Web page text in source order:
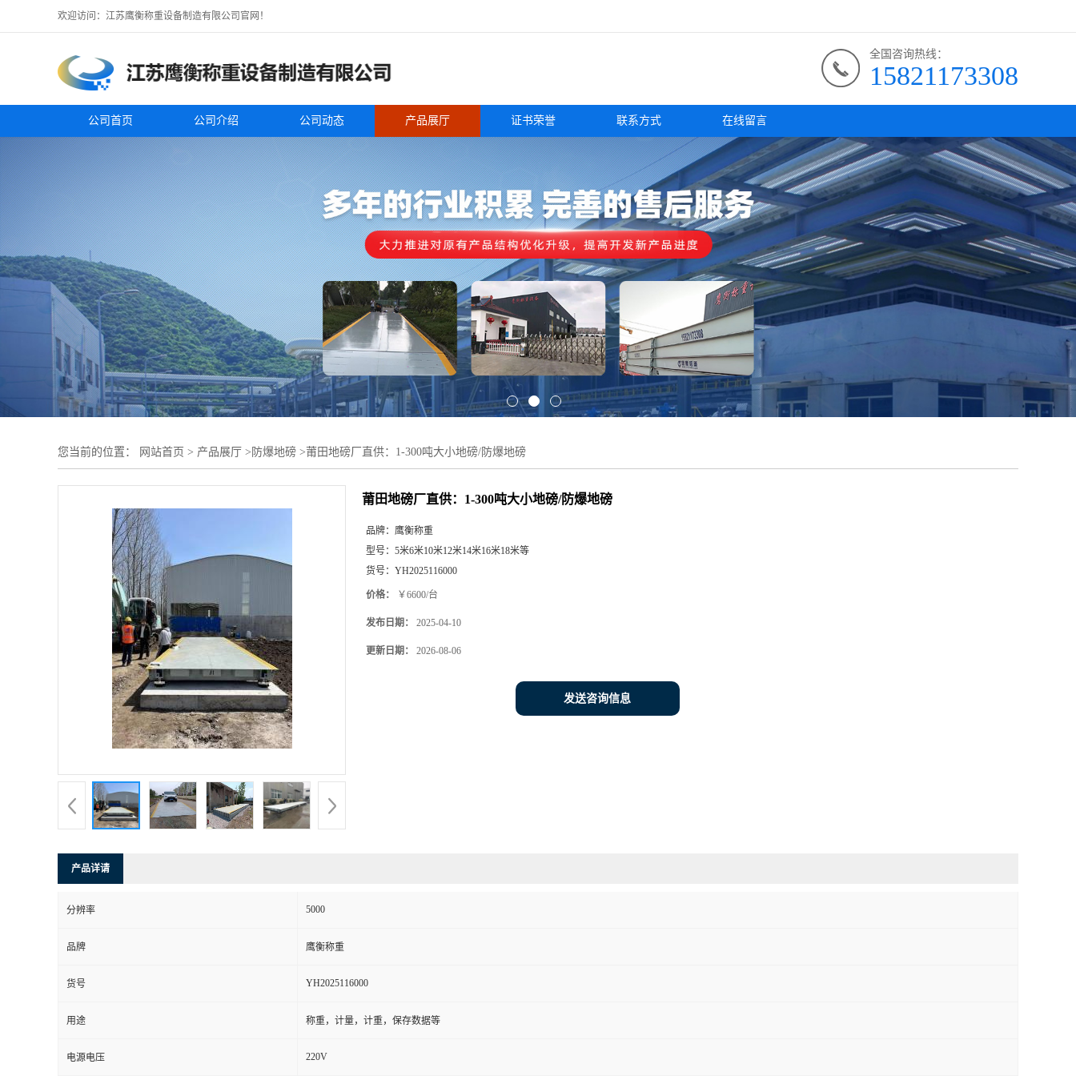
欢迎访问：江苏鹰衡称重设备制造有限公司官网！
全国咨询热线：
15821173308
公司首页 公司介绍 公司动态 产品展厅 证书荣誉 联系方式 在线留言
您当前的位置： 网站首页 > 产品展厅 > 防爆地磅 >莆田地磅厂直供：1-300吨大小地磅/防爆地磅
莆田地磅厂直供：1-300吨大小地磅/防爆地磅
品牌： 鹰衡称重
型号： 5米6米10米12米14米16米18米等
货号： YH2025116000
价格： ￥6600/台
发布日期： 2025-04-10
更新日期： 2026-08-06
发送咨询信息
产品详请
分辨率 5000
品牌 鹰衡称重
货号 YH2025116000
用途 称重，计量，计重，保存数据等
电源电压 220V